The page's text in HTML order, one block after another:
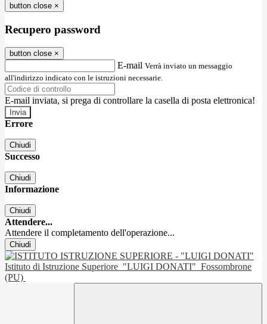
button close ×
Recupero password
button close ×
E-mail Verrà inviato un messaggio
all'indirizzo indicato con le istruzioni necessarie.
E-mail inviata, si prega di controllare la casella di posta elettronica!
Errore
Chiudi
Successo
Chiudi
Informazione
Chiudi
Attendere...
Attendere il completamento dell'operazione...
Chiudi
Istituto di Istruzione Superiore "LUIGI DONATI" Fossombrone
(PU)